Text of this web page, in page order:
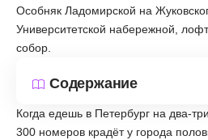
Особняк Ладомирской на
Университетской набережной,
собор.
Содержание
Когда едешь в Петербург на два-
300 номеров крадёт у города